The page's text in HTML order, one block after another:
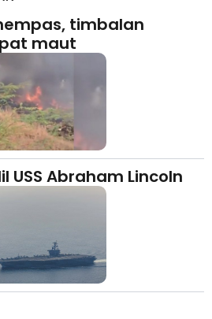
timbalan
maut
USS Abraham Lincoln